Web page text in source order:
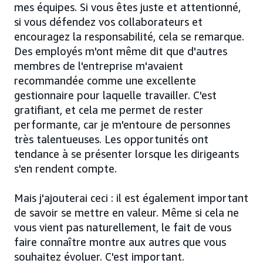
mes équipes. Si vous êtes juste et attentionné,
si vous défendez vos collaborateurs et
encouragez la responsabilité, cela se remarque.
Des employés m'ont même dit que d'autres
membres de l'entreprise m'avaient
recommandée comme une excellente
gestionnaire pour laquelle travailler. C'est
gratifiant, et cela me permet de rester
performante, car je m'entoure de personnes
très talentueuses. Les opportunités ont
tendance à se présenter lorsque les dirigeants
s'en rendent compte.
Mais j'ajouterai ceci : il est également important
de savoir se mettre en valeur. Même si cela ne
vous vient pas naturellement, le fait de vous
faire connaître montre aux autres que vous
souhaitez évoluer. C'est important.